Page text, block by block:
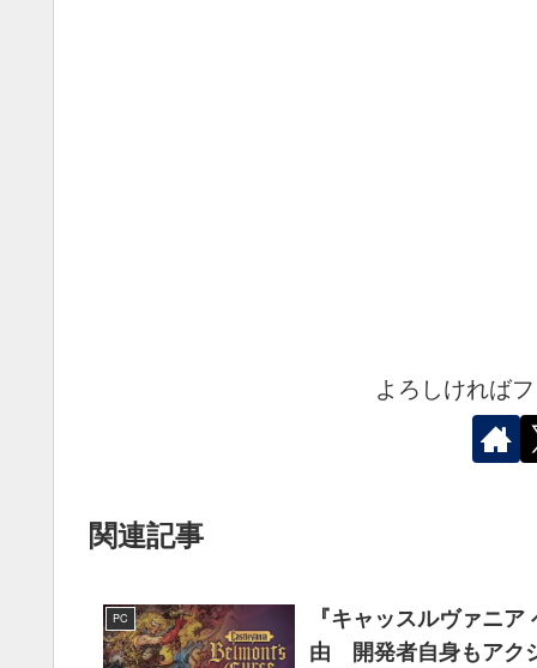
よろしければ
関連記事
PC
『キャッスルヴァニ
由 開発者自身もアク